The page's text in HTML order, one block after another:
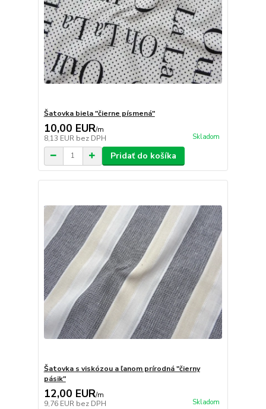
Šatovka biela "čierne písmená"
10,00 EUR/m
8,13 EUR bez DPH Skladom
Pridať do košíka
Šatovka s viskózou a ľanom prírodná "čierny
pásik"
12,00 EUR/m
9,76 EUR bez DPH Skladom